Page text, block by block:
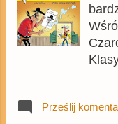
Prześlij